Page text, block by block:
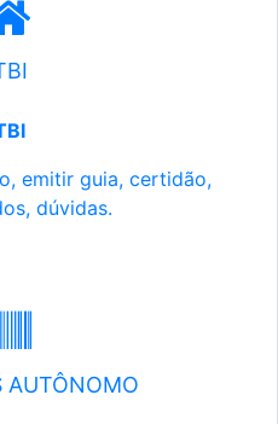
emitir guia, certidão,
dúvidas.
AUTÔNOMO